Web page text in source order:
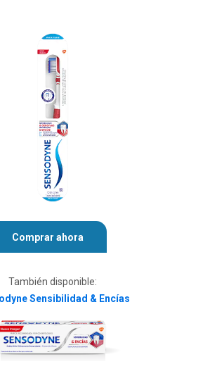
Comprar ahora
También disponible:
Sensibilidad & Encías